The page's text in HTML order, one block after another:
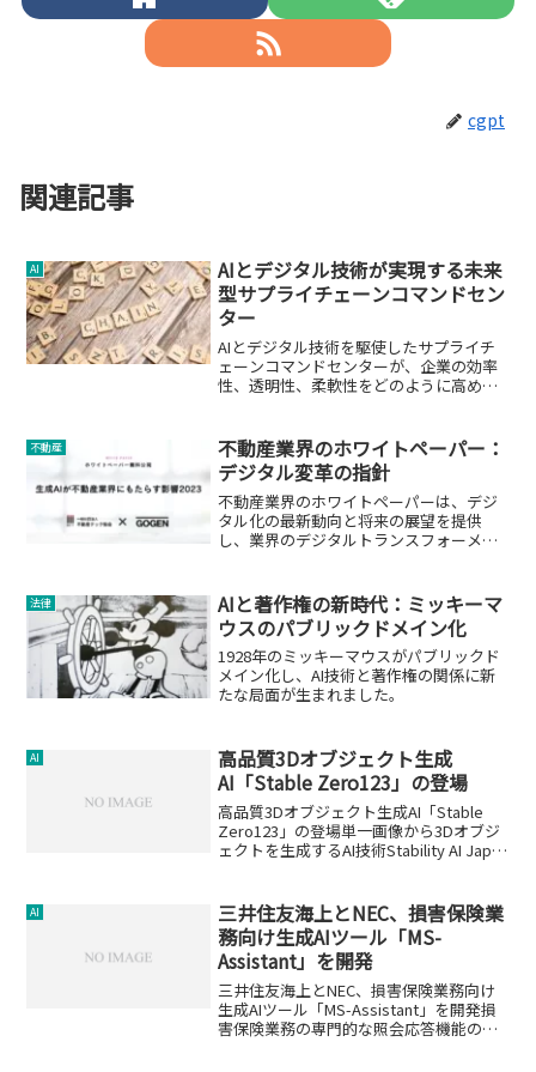
cgpt
関連記事
AI
AIとデジタル技術が実現する未来
型サプライチェーンコマンドセン
ター
AIとデジタル技術を駆使したサプライチ
ェーンコマンドセンターが、企業の効率
性、透明性、柔軟性をどのように高めて
不動産
不動産業界のホワイトペーパー：
デジタル変革の指針
不動産業界のホワイトペーパーは、デジ
タル化の最新動向と将来の展望を提供
し、業界のデジタルトランスフォーメー
法律
AIと著作権の新時代：ミッキーマ
ウスのパブリックドメイン化
1928年のミッキーマウスがパブリックド
メイン化し、AI技術と著作権の関係に新
たな局面が生まれました。
AI
高品質3Dオブジェクト生成
AI「Stable Zero123」の登場
高品質3Dオブジェクト生成AI「Stable
Zero123」の登場単一画像から3Dオブジ
ェクトを生成するAI技術Stability AI Japan
ル「Stabl...
AI
三井住友海上とNEC、損害保険業
務向け生成AIツール「MS-
Assistant」を開発
三井住友海上とNEC、損害保険業務向け
生成AIツール「MS-Assistant」を開発損
害保険業務の専門的な照会応答機能の追